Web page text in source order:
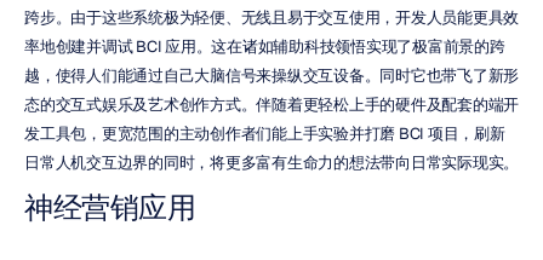
跨步。由于这些系统极为轻便、无线且易于交互使用，开发人员能更具效
率地创建并调试 BCI 应用。这在诸如辅助科技领悟实现了极富前景的跨
越，使得人们能通过自己大脑信号来操纵交互设备。同时它也带飞了新形
态的交互式娱乐及艺术创作方式。伴随着更轻松上手的硬件及配套的端开
发工具包，更宽范围的主动创作者们能上手实验并打磨 BCI 项目，刷新
日常人机交互边界的同时，将更多富有生命力的想法带向日常实际现实。
神经营销应用